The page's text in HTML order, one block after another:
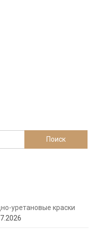
уретановые краски